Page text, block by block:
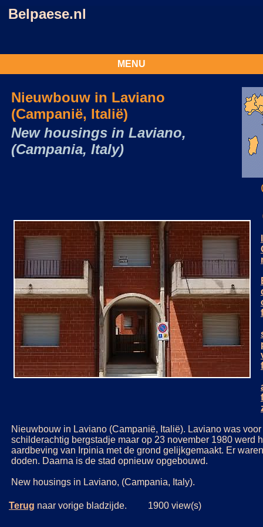
Belpaese.nl
MENU
Nieuwbouw in Laviano
(Campanië, Italië)
New housings in Laviano,
(Campania, Italy)
Nieuwbouw in Laviano (Campanië, Italië). Laviano was
schilderachtig bergstadje maar op 23 november 1980 werd
aardbeving van Irpinia met de grond gelijkgemaakt. Er
doden. Daarna is de stad opnieuw opgebouwd.
New housings in Laviano, (Campania, Italy).
Terug naar vorige bladzijde. 1900 view(s)